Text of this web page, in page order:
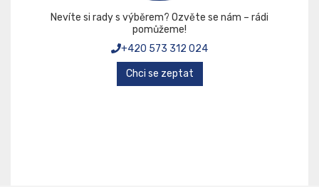
Nevíte si rady s výběrem? Ozvěte se nám – rádi
pomůžeme!
+420 573 312 024
Chci se zeptat